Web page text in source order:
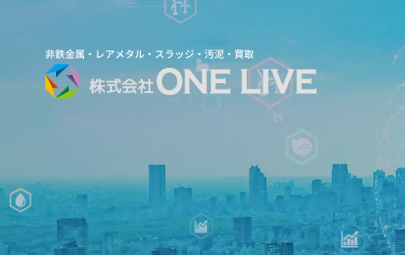
非鉄金属・レアメタル・スラッジ・汚泥・買取